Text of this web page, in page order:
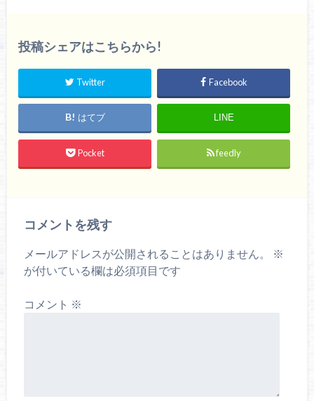
投稿シェアはこちらから!
Twitter Facebook
はてブ LINE
Pocket feedly
コメントを残す
メールアドレスが公開されることはありません。
※
が付いている欄は必須項目です
コメント ※